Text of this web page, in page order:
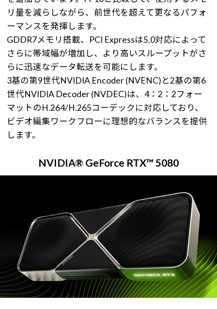
リ量を減らしながら、前世代を超えて更なるパフォ
ーマンスを発揮します。
GDDR7メモリ搭載、PCI Expressは5.0対応によって
さらに帯域幅が増加し、より高いスループットがさ
らに迅速なデータ転送を可能にします。
3基の第9世代NVIDIA Encoder (NVENC)と2基の第6
世代NVIDIA Decoder (NVDEC)は、4：2：2フォー
マットのH.264/H.265コーデックに対応しており、
ビデオ編集ワークフローに理想的なバランスを提供
します。
NVIDIA® GeForce RTX™ 5080